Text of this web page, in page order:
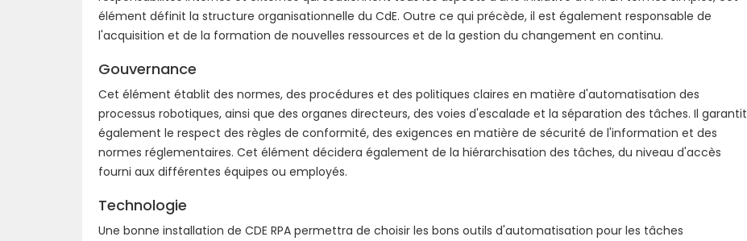
élément définit la structure organisationnelle du CdE. Outre ce qui précède, il est également responsable de
l'acquisition et de la formation de nouvelles ressources et de la gestion du changement en continu.
Gouvernance
Cet élément établit des normes, des procédures et des politiques claires en matière d'automatisation des
processus robotiques, ainsi que des organes directeurs, des voies d'escalade et la séparation des tâches. Il garantit
également le respect des règles de conformité, des exigences en matière de sécurité de l'information et des
normes réglementaires. Cet élément décidera également de la hiérarchisation des tâches, du niveau d'accès
fourni aux différentes équipes ou employés.
Technologie
Une bonne installation de CDE RPA permettra de choisir les bons outils d'automatisation pour les tâches